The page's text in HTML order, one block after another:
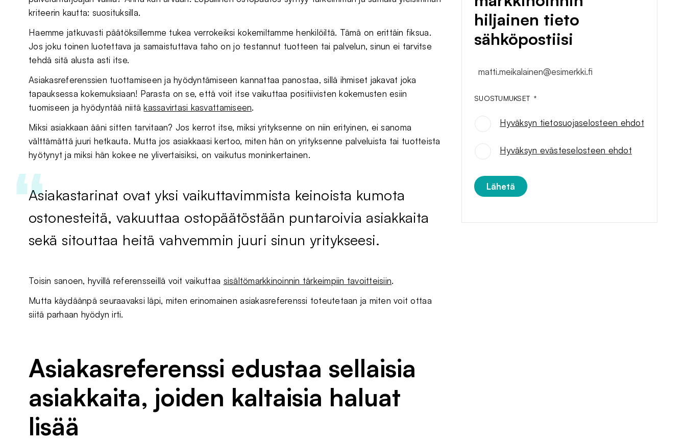
kriteerin kautta: suosituksilla.
Haemme jatkuvasti päätöksillemme tukea verrokeiksi kokemiltamme henkilöiltä. Tämä on erittäin fiksua.
Jos joku toinen luotettava ja samaistuttava taho on jo testannut tuotteen tai palvelun, sinun ei tarvitse
tehdä sitä alusta asti itse.
Asiakasreferenssien tuottamiseen ja hyödyntämiseen kannattaa panostaa, sillä ihmiset jakavat joka
tapauksessa kokemuksiaan! Parasta on se, että voit itse vaikuttaa positiivisten kokemusten esiin
tuomiseen ja hyödyntää niitäkassavirtasi kasvattamiseen.
Miksi asiakkaan ääni sitten tarvitaan? Jos kerrot itse, miksi yrityksenne on niin erityinen, ei sanoma
välttämättä juuri hetkauta. Mutta jos asiakkaasi kertoo, miten hän on yrityksenne palveluista tai tuotteista
hyötynyt ja miksi hän kokee ne ylivertaisiksi, on vaikutus moninkertainen.
Asiakastarinat ovat yksi vaikuttavimmista keinoista kumota
ostonesteitä, vakuuttaa ostopäätöstään puntaroivia asiakkaita
sekä sitouttaa heitä vahvemmin juuri sinun yritykseesi.
Toisin sanoen, hyvillä referensseillä voit vaikuttaa sisältömarkkinoinnin tärkeimpiin tavoitteisiin.
Mutta käydäänpä seuraavaksi läpi, miten erinomainen asiakasreferenssi toteutetaan ja miten voit ottaa
siitä parhaan hyödyn irti.
Asiakasreferenssi edustaa sellaisia
asiakkaita, joiden kaltaisia haluat
lisää
hiljainen tieto
sähköpostiisi
SUOSTUMUKSET *
Hyväksyn tietosuojaselosteen ehdot
SUOSTUMUKSET
Hyväksyn evästeselosteen ehdot